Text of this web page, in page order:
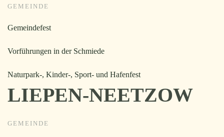
GEMEINDE
Gemeindefest
Vorführungen in der Schmiede
Naturpark-, Kinder-, Sport- und Hafenfest
LIEPEN-NEETZOW
GEMEINDE